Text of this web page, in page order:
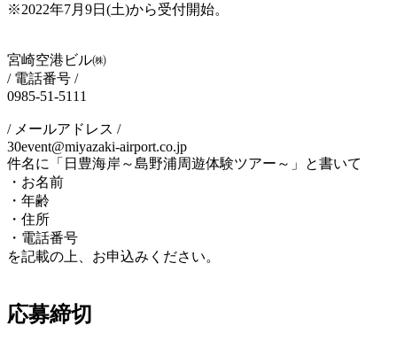
※2022年7月9日(土)から受付開始。
宮崎空港ビル㈱
/ 電話番号 /
0985-51-5111
/ メールアドレス /
30event@miyazaki-airport.co.jp
件名に「日豊海岸～島野浦周遊体験ツアー～」と書いて
・お名前
・年齢
・住所
・電話番号
を記載の上、お申込みください。
応募締切